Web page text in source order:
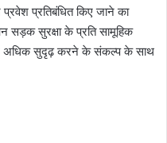
प्रवेश प्रतिबंधित किए जाने का
सड़क सुरक्षा के प्रति सामूहिक
और अधिक सुदृढ़ करने के संकल्प के साथ